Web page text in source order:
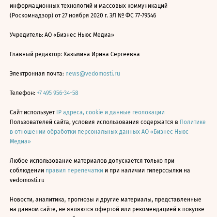
информационных технологий и массовых коммуникаций
(Роскомнадзор) от 27 ноября 2020 г. ЭЛ № ФС 77-79546
Учредитель: АО «Бизнес Ньюс Медиа»
Главный редактор: Казьмина Ирина Сергеевна
Электронная почта: news@vedomosti.ru
Телефон: +7 495 956-34-58
Сайт использует IP адреса, cookie и данные геолокации
Пользователей сайта, условия использования содержатся в Политике
в отношении обработки персональных данных АО «Бизнес Ньюс
Медиа»
Любое использование материалов допускается только при
соблюдении правил перепечатки и при наличии гиперссылки на
vedomosti.ru
Новости, аналитика, прогнозы и другие материалы, представленные
на данном сайте, не являются офертой или рекомендацией к покупке